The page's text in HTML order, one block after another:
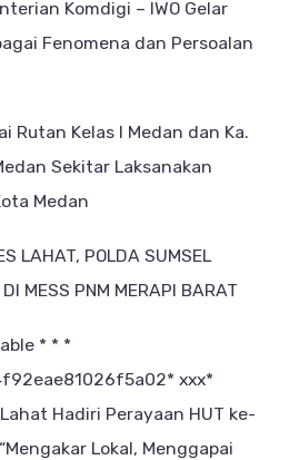
Komdigi – IWO Gelar
Fenomena dan Persoalan
Rutan Kelas I Medan dan Ka.
Sekitar Laksanakan
Medan
LAHAT, POLDA SUMSEL
MESS PNM MERAPI BARAT
* * *
ххх*
Hadiri Perayaan HUT ke-
Lokal, Menggapai